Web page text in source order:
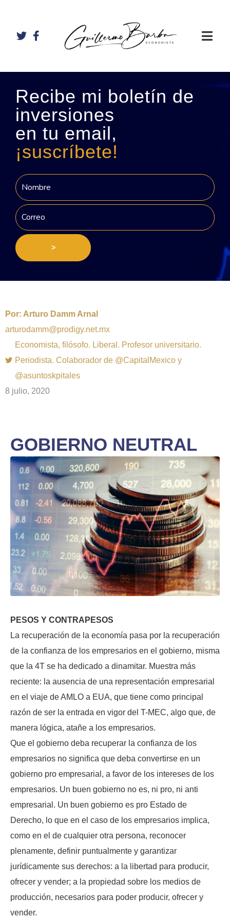
Recibe mi boletín de
inversiones
en tu email,
¡suscríbete!
>
Por: Arturo Damm Arnal
arturodamm@prodigy.net.mx
Economista, filósofo. Liberal. Profesor universitario.
Periodista. Colaborador de @CapitalMexico y
@asuntoskpitales
8 julio, 2020
GOBIERNO NEUTRAL
PESOS Y CONTRAPESOS
La recuperación de la economía pasa por la recuperación
de la confianza de los empresarios en el gobierno, misma
que la 4T se ha dedicado a dinamitar. Muestra más
reciente: la ausencia de una representación empresarial
en el viaje de AMLO a EUA, que tiene como principal
razón de ser la entrada en vigor del T-MEC, algo que, de
manera lógica, atañe a los empresarios.
Que el gobierno deba recuperar la confianza de los
empresarios no significa que deba convertirse en un
gobierno pro empresarial, a favor de los intereses de los
empresarios. Un buen gobierno no es, ni pro, ni anti
empresarial. Un buen gobierno es pro Estado de
Derecho, lo que en el caso de los empresarios implica,
como en el de cualquier otra persona, reconocer
plenamente, definir puntualmente y garantizar
jurídicamente sus derechos: a la libertad para producir,
ofrecer y vender; a la propiedad sobre los medios de
producción, necesarios para poder producir, ofrecer y
vender.